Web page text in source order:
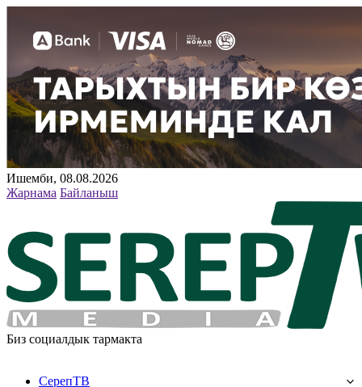
Ишемби, 08.08.2026
Жарнама Байланыш
Биз социалдык тармакта
СерепТВ